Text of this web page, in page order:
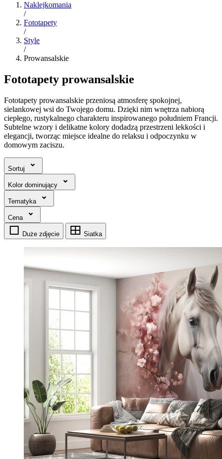
Naklejkomania
/
Fototapety
/
Style
/
Prowansalskie
Fototapety prowansalskie
Fototapety prowansalskie przeniosą atmosferę spokojnej,
sielankowej wsi do Twojego domu. Dzięki nim wnętrza nabiorą
ciepłego, rustykalnego charakteru inspirowanego południem Francji.
Subtelne wzory i delikatne kolory dodadzą przestrzeni lekkości i
elegancji, tworząc miejsce idealne do relaksu i odpoczynku w
domowym zaciszu.
Sortuj
Kolor dominujący
Tematyka
Cena
Duże zdjęcie Siatka